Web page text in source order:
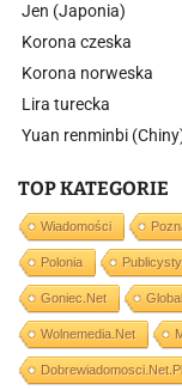
Jen (Japonia)
Korona czeska
Korona norweska
Lira turecka
Yuan renminbi
TOP KATEGORIE
Wiadomości
Polonia
Goniec.net
Wolnemedia.net
Dobrewiadomosci.net.pl